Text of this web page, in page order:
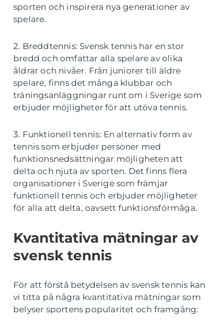
sporten och inspirera nya generationer av
spelare.
2. Breddtennis: Svensk tennis har en stor
bredd och omfattar alla spelare av olika
åldrar och nivåer. Från juniorer till äldre
spelare, finns det många klubbar och
träningsanläggningar runt om i Sverige som
erbjuder möjligheter för att utöva tennis.
3. Funktionell tennis: En alternativ form av
tennis som erbjuder personer med
funktionsnedsättningar möjligheten att
delta och njuta av sporten. Det finns flera
organisationer i Sverige som främjar
funktionell tennis och erbjuder möjligheter
för alla att delta, oavsett funktionsförmåga.
Kvantitativa mätningar av
svensk tennis
För att förstå betydelsen av svensk tennis kan
vi titta på några kvantitativa mätningar som
belyser sportens popularitet och framgång: